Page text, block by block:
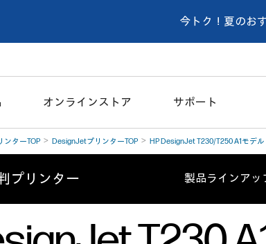
今トク！夏のお
オンラインストア サポート
ンターTOP DesignJetプリンターTOP HP DesignJet T230/T250 A1モデル
プリンター 製品ラインアッ